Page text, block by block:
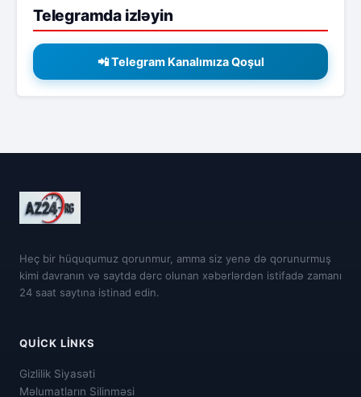
Telegramda izləyin
📲 Telegram Kanalımıza Qoşul
Heç bir hüququmuz qorunmur, amma siz yenə də qorunurmuş
kimi davranın və saytda dərc olunan xəbərlərdən istifadə zamanı
24 saat saytına istinad edin.
QUICK LINKS
Gizlilik Siyasəti
Məlumatların Silinməsi